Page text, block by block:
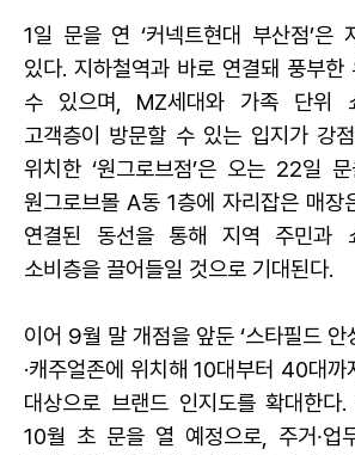
1일 문을 연 ‘커넥트현대 부산점’은
있다. 지하철역과 바로 연결돼 풍부한
수 있으며, MZ세대와 가족 단위
고객층이 방문할 수 있는 입지가 강
위치한 ‘원그로브점’은 오는 22일
원그로브몰 A동 1층에 자리잡은 매장
연결된 동선을 통해 지역 주민과
소비층을 끌어들일 것으로 기대된다.
이어 9월 말 개점을 앞둔 ‘스타필드 안
·캐주얼존에 위치해 10대부터 40대까
대상으로 브랜드 인지도를 확대한다.
10월 초 문을 열 예정으로, 주거∙업